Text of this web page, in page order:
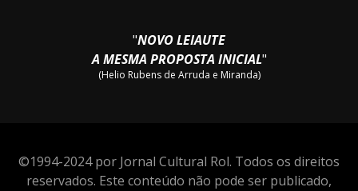
"NOVO LEIAUTE
A MESMA PROPOSTA INICIAL"
(Helio Rubens de Arruda e Miranda)
©1994-2024 por Jornal Cultural Rol. Todos os direitos
reservados. Este conteúdo não pode ser publicado,